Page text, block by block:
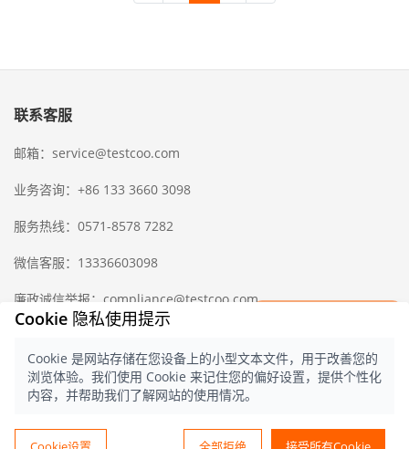
联系客服
邮箱：service@testcoo.com
业务咨询：+86 133 3660 3098
服务热线：0571-8578 7282
微信客服：13336603098
廉政诚信举报：compliance@testcoo.com ×
检验样版报告
中国出入境检验检疫协会
隐私协议
© 2021 测库 浙ICP备16028323号-1
中文
Cookie 隐私使用提示
Cookie 是网站存储在您设备上的小型文本文件，用于改善您的
浏览体验。我们使用 Cookie 来记住您的偏好设置，提供个性化
内容，并帮助我们了解网站的使用情况。